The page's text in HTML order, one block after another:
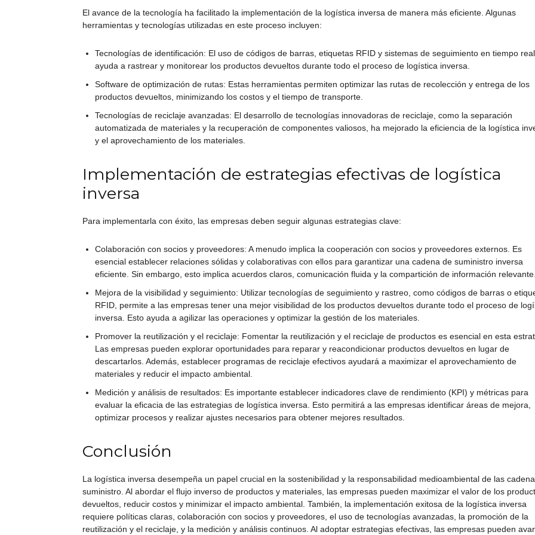
El avance de la tecnología ha facilitado la implementación de la logística inversa de manera más eficiente. Algunas
herramientas y tecnologías utilizadas en este proceso incluyen:
Tecnologías de identificación: El uso de códigos de barras, etiquetas RFID y sistemas de seguimiento en tiempo real
ayuda a rastrear y monitorear los productos devueltos durante todo el proceso de logística inversa.
Software de optimización de rutas: Estas herramientas permiten optimizar las rutas de recolección y entrega de los
productos devueltos, minimizando los costos y el tiempo de transporte.
Tecnologías de reciclaje avanzadas: El desarrollo de tecnologías innovadoras de reciclaje, como la separación
automatizada de materiales y la recuperación de componentes valiosos, ha mejorado la eficiencia de la logística
y el aprovechamiento de los materiales.
Implementación de estrategias efectivas de logística
inversa
Para implementarla con éxito, las empresas deben seguir algunas estrategias clave:
Colaboración con socios y proveedores: A menudo implica la cooperación con socios y proveedores externos. Es
esencial establecer relaciones sólidas y colaborativas con ellos para garantizar una cadena de suministro inversa
eficiente. Sin embargo, esto implica acuerdos claros, comunicación fluida y la compartición de información
Mejora de la visibilidad y seguimiento: Utilizar tecnologías de seguimiento y rastreo, como códigos de barras o
RFID, permite a las empresas tener una mejor visibilidad de los productos devueltos durante todo el proceso de
inversa. Esto ayuda a agilizar las operaciones y optimizar la gestión de los materiales.
Promover la reutilización y el reciclaje: Fomentar la reutilización y el reciclaje de productos es esencial en esta
Las empresas pueden explorar oportunidades para reparar y reacondicionar productos devueltos en lugar de
descartarlos. Además, establecer programas de reciclaje efectivos ayudará a maximizar el aprovechamiento de
materiales y reducir el impacto ambiental.
Medición y análisis de resultados: Es importante establecer indicadores clave de rendimiento (KPI) y métricas para
evaluar la eficacia de las estrategias de logística inversa. Esto permitirá a las empresas identificar áreas de mejora,
optimizar procesos y realizar ajustes necesarios para obtener mejores resultados.
Conclusión
La logística inversa desempeña un papel crucial en la sostenibilidad y la responsabilidad medioambiental de las
suministro. Al abordar el flujo inverso de productos y materiales, las empresas pueden maximizar el valor de los
devueltos, reducir costos y minimizar el impacto ambiental. También, la implementación exitosa de la logística inversa
requiere políticas claras, colaboración con socios y proveedores, el uso de tecnologías avanzadas, la promoción de la
reutilización y el reciclaje, y la medición y análisis continuos. Al adoptar estrategias efectivas, las empresas pueden